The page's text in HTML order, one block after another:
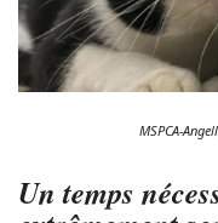
MSPCA-
Un temps